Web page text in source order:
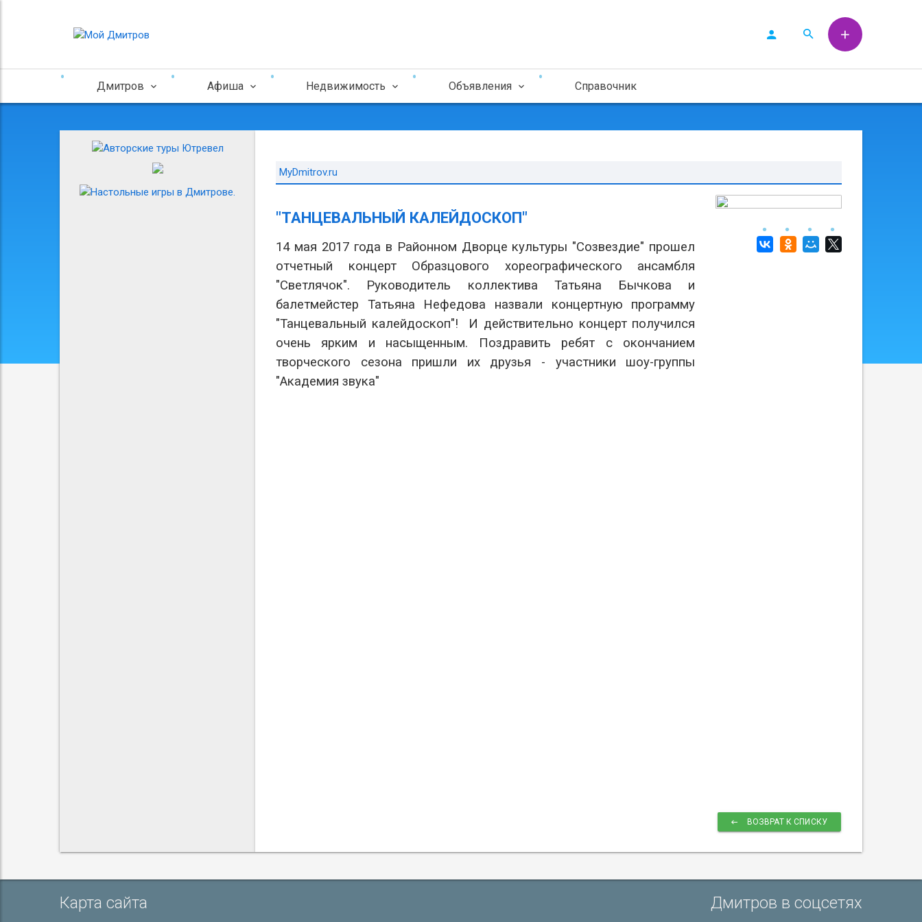
Дмитров Афиша Недвижимость Объявления Справочник
MyDmitrov.ru
"ТАНЦЕВАЛЬНЫЙ КАЛЕЙДОСКОП"
14 мая 2017 года в Районном Дворце культуры "Созвездие" прошел
отчетный концерт Образцового хореографического ансамбля
"Светлячок". Руководитель коллектива Татьяна Бычкова и
балетмейстер Татьяна Нефедова назвали концертную программу
"Танцевальный калейдоскоп"! И действительно концерт получился
очень ярким и насыщенным. Поздравить ребят с окончанием
творческого сезона пришли их друзья - участники шоу-группы
"Академия звука"
ВОЗВРАТ К СПИСКУ
Карта сайта Дмитров в соцсетях